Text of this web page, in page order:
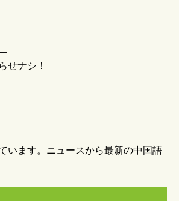
せナシ！
います。ニュースから最新の中国語